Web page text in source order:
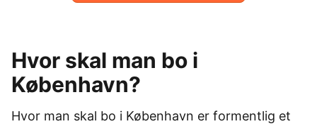
Hvor skal man bo i
København?
Hvor man skal bo i København er formentlig et